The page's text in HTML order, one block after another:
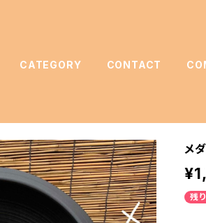
CATEGORY CONTACT
メ
残